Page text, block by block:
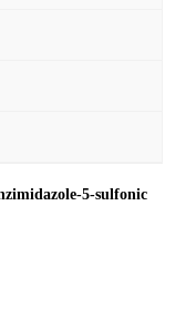
5-sulfonic